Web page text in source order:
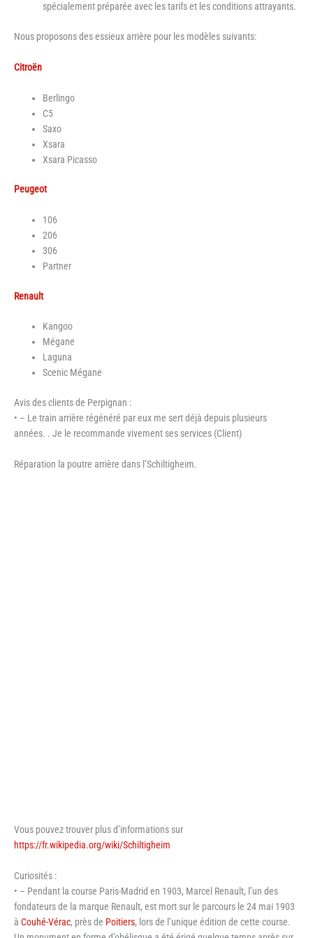
spécialement préparée avec les tarifs et les conditions attrayants.
Nous proposons des essieux arrière pour les modèles suivants:
Citroën
Berlingo
C5
Saxo
Xsara
Xsara Picasso
Peugeot
106
206
306
Partner
Renault
Kangoo
Mégane
Laguna
Scenic Mégane
Avis des clients de Perpignan :
• – Le train arrière régénéré par eux me sert déjà depuis plusieurs
années. . Je le recommande vivement ses services (Client)
Réparation la poutre arrière dans l’Schiltigheim.
Vous pouvez trouver plus d’informations sur
https://fr.wikipedia.org/wiki/Schiltigheim
Curiosités :
• – Pendant la course Paris-Madrid en 1903, Marcel Renault, l’un des
fondateurs de la marque Renault, est mort sur le parcours le 24 mai 1903
à Couhé-Vérac, près de Poitiers, lors de l’unique édition de cette course.